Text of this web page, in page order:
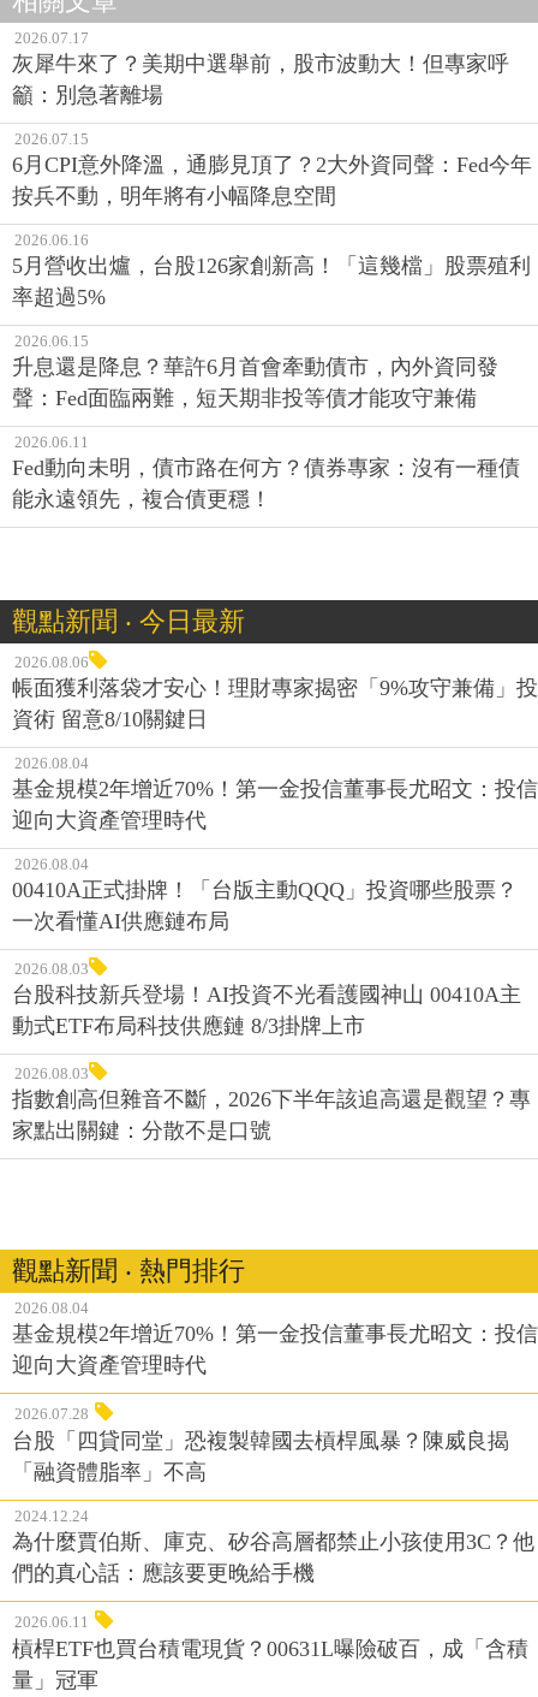
2026.07.17
灰犀牛來了？美期中選舉前，股市波動大！但專家呼
籲：別急著離場
2026.07.15
6月CPI意外降溫，通膨見頂了？2大外資同聲：Fed今年
按兵不動，明年將有小幅降息空間
2026.06.16
5月營收出爐，台股126家創新高！「這幾檔」股票殖利
率超過5%
2026.06.15
升息還是降息？華許6月首會牽動債市，內外資同發
聲：Fed面臨兩難，短天期非投等債才能攻守兼備
2026.06.11
Fed動向未明，債市路在何方？債券專家：沒有一種債
能永遠領先，複合債更穩！
觀點新聞 ‧ 今日最新
2026.08.06
帳面獲利落袋才安心！理財專家揭密「9%攻守兼備」投
資術 留意8/10關鍵日
2026.08.04
基金規模2年增近70%！第一金投信董事長尤昭文：投信
迎向大資產管理時代
2026.08.04
00410A正式掛牌！「台版主動QQQ」投資哪些股票？
一次看懂AI供應鏈布局
2026.08.03
台股科技新兵登場！AI投資不光看護國神山 00410A主
動式ETF布局科技供應鏈 8/3掛牌上市
2026.08.03
指數創高但雜音不斷，2026下半年該追高還是觀望？專
家點出關鍵：分散不是口號
觀點新聞 ‧ 熱門排行
2026.08.04
基金規模2年增近70%！第一金投信董事長尤昭文：投信
迎向大資產管理時代
2026.07.28
台股「四貸同堂」恐複製韓國去槓桿風暴？陳威良揭
「融資體脂率」不高
2024.12.24
為什麼賈伯斯、庫克、矽谷高層都禁止小孩使用3C？他
們的真心話：應該要更晚給手機
2026.06.11
槓桿ETF也買台積電現貨？00631L曝險破百，成「含積
量」冠軍